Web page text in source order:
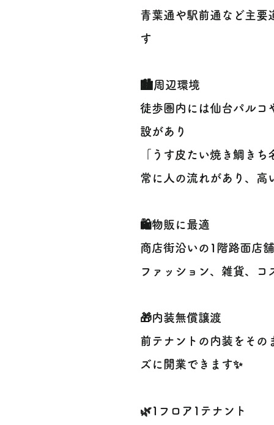
青葉通や駅前通など主要
す
🏙周辺環境
徒歩圏内には仙台パルコ
設があり
「うす皮たい焼き鯛き
常に人の流れがあり、高
🛍物販に最適
商店街沿いの1階路面店
ファッション、雑貨、コ
🎁内装無償譲渡
前テナントの内装をその
ズに開業できます✨
🌿1フロア1テナント